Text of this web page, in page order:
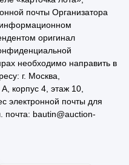
почты Организатора
информационном
оригинал
необходимо направить в
г. Москва,
корпус 4, этаж 10,
электронной почты для
почта: bautin@auction-